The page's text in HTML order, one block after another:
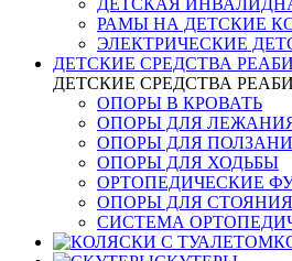
ДЕТСКАЯ
РАМЫ НА ДЕТСКИЕ
ЭЛЕКТРИЧЕСКИЕ
ДЕТСКИЕ СРЕДСТВА
ДЕТСКИЕ СРЕДСТВА
ОПОРЫ В КРОВАТЬ
ОПОРЫ ДЛЯ
ОПОРЫ ДЛЯ
ОПОРЫ ДЛЯ ХОДЬБЫ
ОРТОПЕДИЧЕСКИЕ
ОПОРЫ ДЛЯ
СИСТЕМА